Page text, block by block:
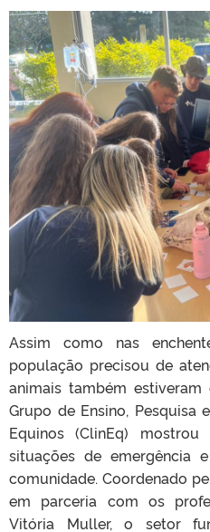
Assim como nas
população precisou de
animais também
Grupo de Ensino, Pesquisa
Equinos (ClinEq)
situações de emergência
comunidade. Coordenado
em parceria com os
Vitória Muller, o setor